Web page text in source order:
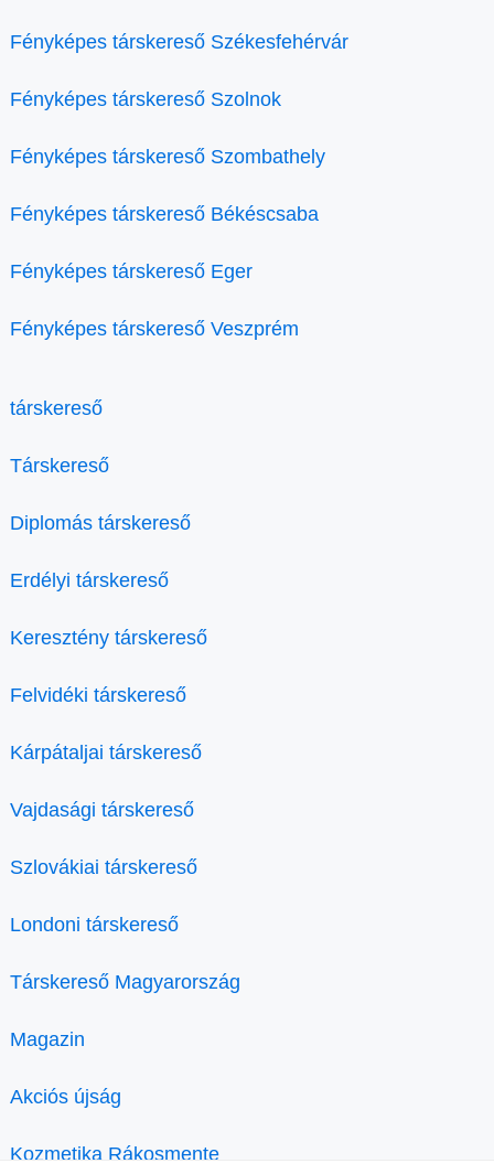
Fényképes társkereső Székesfehérvár
Fényképes társkereső Szolnok
Fényképes társkereső Szombathely
Fényképes társkereső Békéscsaba
Fényképes társkereső Eger
Fényképes társkereső Veszprém
társkereső
Társkereső
Diplomás társkereső
Erdélyi társkereső
Keresztény társkereső
Felvidéki társkereső
Kárpátaljai társkereső
Vajdasági társkereső
Szlovákiai társkereső
Londoni társkereső
Társkereső Magyarország
Magazin
Akciós újság
Kozmetika Rákosmente